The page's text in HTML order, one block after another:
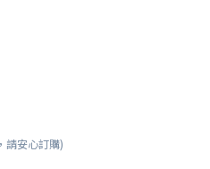
請安心訂購)